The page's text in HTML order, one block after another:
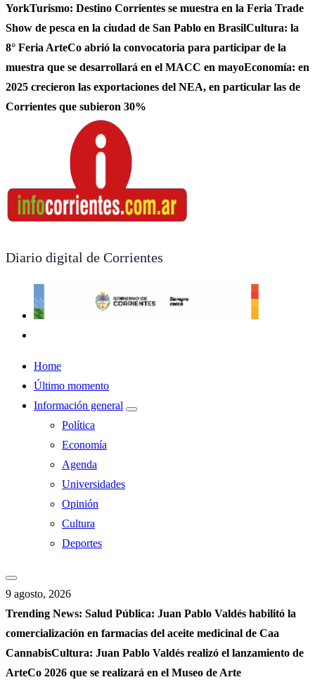
YorkTurismo: Destino Corrientes se muestra en la Feria Trade
Show de pesca en la ciudad de San Pablo en BrasilCultura: la
8° Feria ArteCo abrió la convocatoria para participar de la
muestra que se desarrollará en el MACC en mayoEconomía: en
2025 crecieron las exportaciones del NEA, en particular las de
Corrientes que subieron 30%
Diario digital de Corrientes
Home
Último momento
Información general
Política
Economía
Agenda
Universidades
Opinión
Cultura
Deportes
9 agosto, 2026
Trending News: Salud Pública: Juan Pablo Valdés habilitó la
comercialización en farmacias del aceite medicinal de Caa
CannabisCultura: Juan Pablo Valdés realizó el lanzamiento de
ArteCo 2026 que se realizará en el Museo de Arte